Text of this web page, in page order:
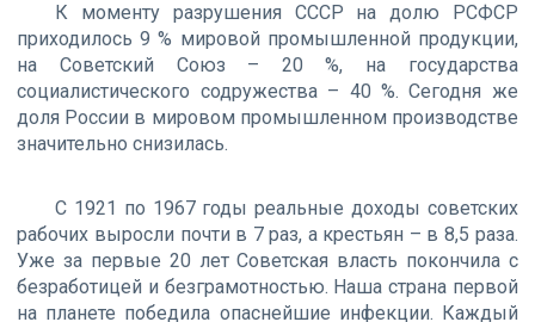
К моменту разрушения СССР на долю РСФСР
приходилось 9 % мировой промышленной продукции,
на Советский Союз – 20 %, на государства
социалистического содружества – 40 %. Сегодня же
доля России в мировом промышленном производстве
значительно снизилась.
С 1921 по 1967 годы реальные доходы советских
рабочих выросли почти в 7 раз, а крестьян – в 8,5 раза.
Уже за первые 20 лет Советская власть покончила с
безработицей и безграмотностью. Наша страна первой
на планете победила опаснейшие инфекции. Каждый